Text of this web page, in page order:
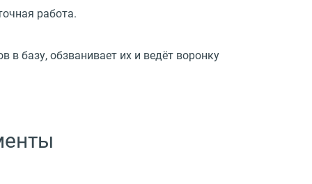
работа.
в базу, обзванивает их и ведёт воронку